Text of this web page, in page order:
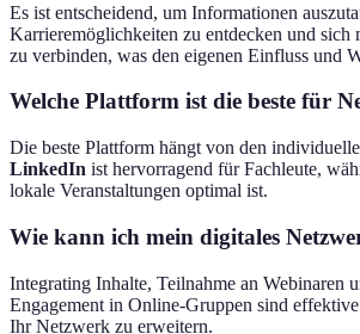
Es ist entscheidend, um Informationen
Karrieremöglichkeiten zu entdecken und sich
zu verbinden, was den eigenen Einfluss und
Welche Plattform ist die beste für
Die beste Plattform hängt von den
LinkedIn ist hervorragend für Fachleute,
lokale Veranstaltungen optimal ist.
Wie kann ich mein digitales
Integrating Inhalte, Teilnahme an Webinaren
Engagement in Online-Gruppen sind
Ihr Netzwerk zu erweitern.